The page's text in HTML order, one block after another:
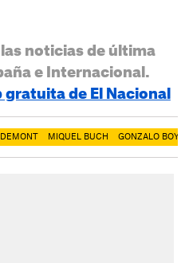
noticias de última
e Internacional.
gratuita de El Nacional
MIQUEL BUCH GONZALO BOYE